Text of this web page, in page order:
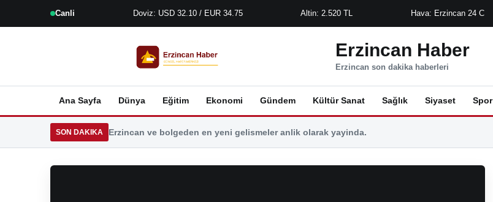
Canli Doviz: USD 32.10 / EUR 34.75 Altin: 2.520 TL Hava: Erzincan 24 C
Erzincan Haber
Erzincan son dakika haberleri
Ana Sayfa Dünya Eğitim Ekonomi Gündem Kültür Sanat Sağlık Siyaset Spor
SON DAKIKA Erzincan ve bolgeden en yeni gelismeler anlik olarak yayinda.